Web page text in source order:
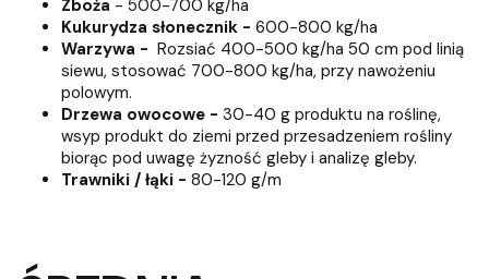
Zboża - 500-700 kg/ha
Kukurydza słonecznik - 600-800 kg/ha
Warzywa - Rozsiać 400-500 kg/ha 50 cm pod linią
siewu, stosować 700-800 kg/ha, przy nawożeniu
polowym.
Drzewa owocowe - 30-40 g produktu na roślinę,
wsyp produkt do ziemi przed przesadzeniem rośliny
biorąc pod uwagę żyzność gleby i analizę gleby.
Trawniki / łąki - 80-120 g/m